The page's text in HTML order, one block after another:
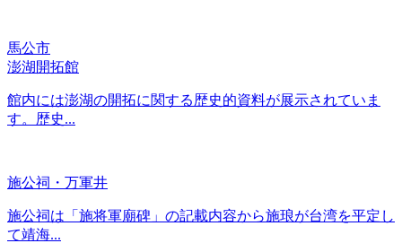
馬公市
澎湖開拓館
館内には澎湖の開拓に関する歴史的資料が展示されていま
す。歴史...
施公祠・万軍井
施公祠は「施将軍廟碑」の記載内容から施琅が台湾を平定し
て靖海...